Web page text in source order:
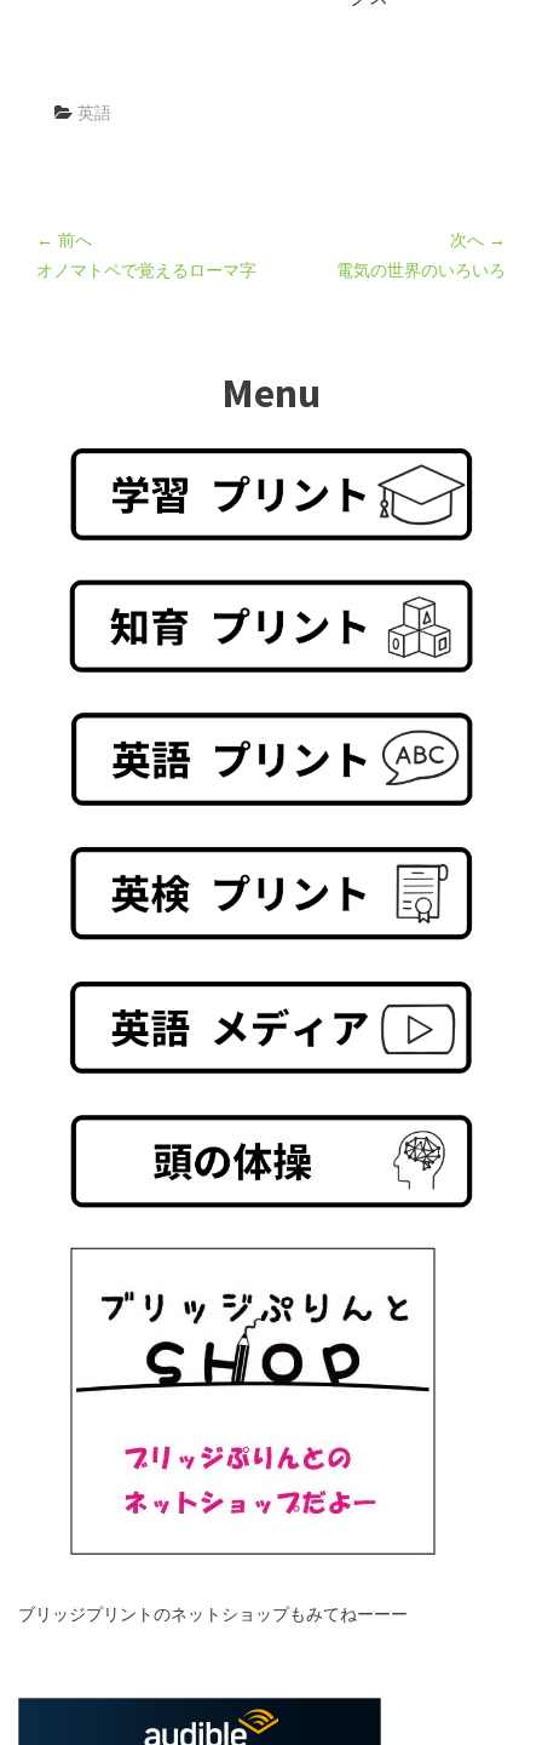
英語
← 前へ
オノマトペで覚えるローマ字
次へ →
電気の世界のいろいろ
Menu
ブリッジプリントのネットショップもみてねーーー